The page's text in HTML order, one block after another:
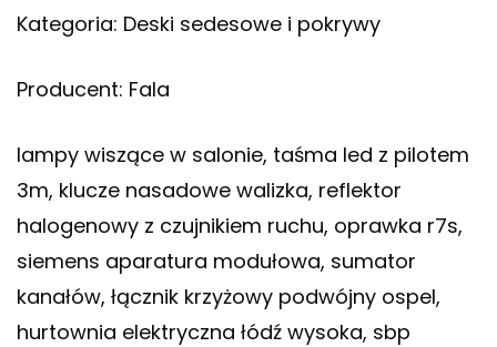
Kategoria: Deski sedesowe i pokrywy
Producent: Fala
lampy wiszące w salonie, taśma led z pilotem
3m, klucze nasadowe walizka, reflektor
halogenowy z czujnikiem ruchu, oprawka r7s,
siemens aparatura modułowa, sumator
kanałów, łącznik krzyżowy podwójny ospel,
hurtownia elektryczna łódź wysoka, sbp